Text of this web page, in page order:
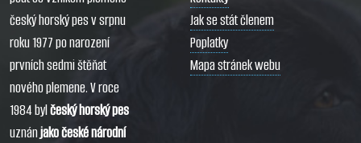
český horský pes v srpnu
roku 1977 po narození
prvních sedmi štěňat
nového plemene. V roce
1984 bylčeský horský pes
uznánjako české národní
Jak se stát členem
Poplatky
Mapa stránek webu